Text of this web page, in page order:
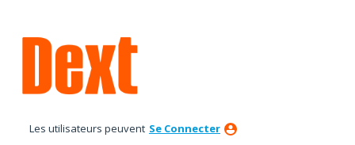
au
contenu
Les utilisateurs peuvent Se Connecter